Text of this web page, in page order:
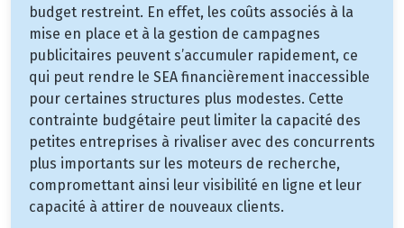
budget restreint. En effet, les coûts associés à la
mise en place et à la gestion de campagnes
publicitaires peuvent s’accumuler rapidement, ce
qui peut rendre le SEA financièrement inaccessible
pour certaines structures plus modestes. Cette
contrainte budgétaire peut limiter la capacité des
petites entreprises à rivaliser avec des concurrents
plus importants sur les moteurs de recherche,
compromettant ainsi leur visibilité en ligne et leur
capacité à attirer de nouveaux clients.